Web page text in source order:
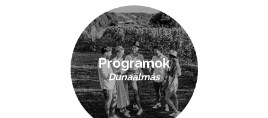
Programok
Dunaalmás